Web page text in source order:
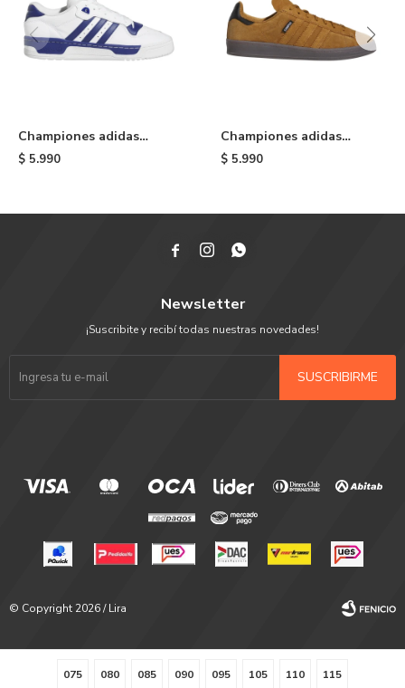
075 080 085 090 095 105 110 115
Championes adidas
Rivalry Low - Blue/white
$ 5.990
Championes adidas
Campus ADV - Brown
$ 5.990
  
Newsletter
¡Suscribite y recibí todas nuestras novedades!
SUSCRIBIRME
© Copyright 2026 / Lira